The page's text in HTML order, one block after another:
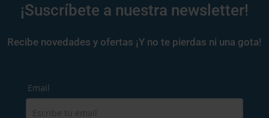
¡Suscríbete a nuestra newsletter!
Recibe novedades y ofertas ¡Y no te pierdas ni una gota!